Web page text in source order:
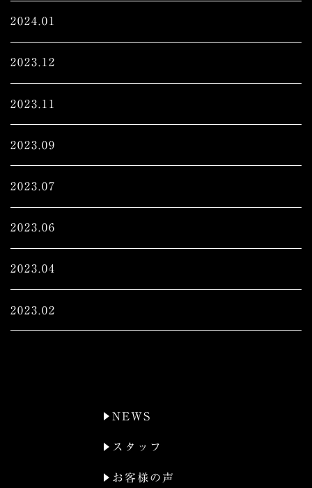
2024.01
2023.12
2023.11
2023.09
2023.07
2023.06
2023.04
2023.02
NEWS
スタッフ
お客様の声